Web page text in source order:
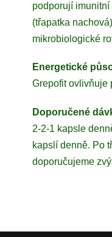
podporují
(třapatka
mikrobiologické
Energetické
Grepofit ovlivňuje
Doporučené
2-2-1 kapsle
kapslí denně. Po
doporučujeme